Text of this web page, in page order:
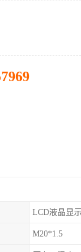
LCD液晶显
M20*1.5